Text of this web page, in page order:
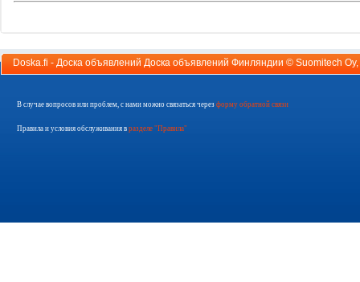
Doska.fi - Доска объявлений Доска объявлений Финляндии © Suomitech Oy
В случае вопросов или проблем, с нами можно связаться через форму обратной связи
Правила и условия обслуживания в разделе "Правила"